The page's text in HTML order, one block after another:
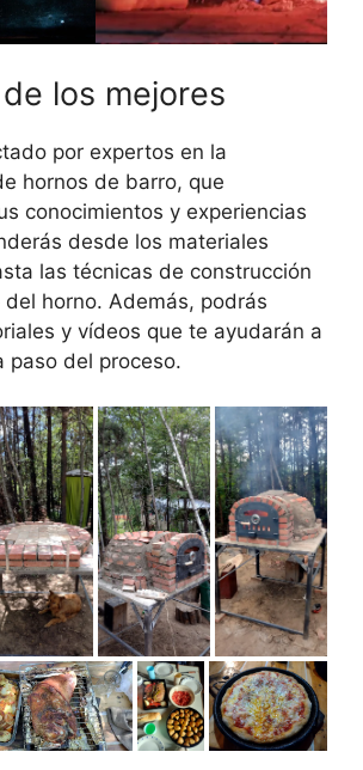
los mejores
por expertos en la
hornos de barro, que
conocimientos y experiencias
desde los materiales
las técnicas de construcción
horno. Además, podrás
y vídeos que te ayudarán a
paso del proceso.